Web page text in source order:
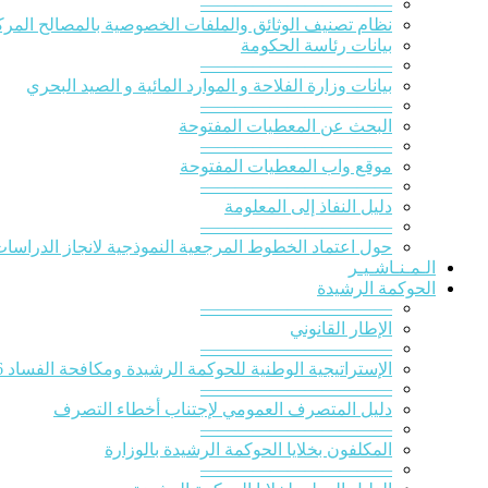
———————————
نظام تصنيف الوثائق والملفات الخصوصية بالمصالح
بيانات رئاسة الحكومة
———————————
بيانات وزارة الفلاحة و الموارد المائية و الصيد البحري
———————————
البحث عن المعطيات المفتوحة
———————————
موقع واب المعطيات المفتوحة
———————————
دليل النفاذ إلى المعلومة
———————————
حول اعتماد الخطوط المرجعية النموذجية لانجاز
الـمـنـاشـيـر
الحوكمة الرشيدة
———————————
الإطار القانوني
———————————
الإستراتيجية الوطنية للحوكمة الرشيدة ومكافحة الفساد 2016-2020
———————————
دليل المتصرف العمومي لإجتناب أخطاء التصرف
———————————
المكلفون بخلايا الحوكمة الرشيدة بالوزارة
———————————